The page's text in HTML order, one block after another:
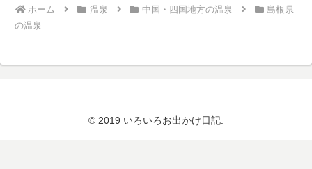
ホーム 温泉 中国・四国地方の温泉
島根県
の温泉
© 2019 いろいろお出かけ日記.